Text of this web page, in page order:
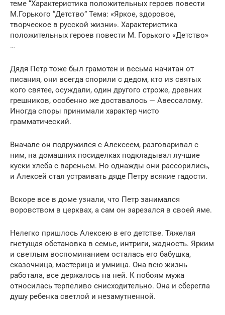
теме “Характеристика положительных героев повести
М.Горького “Детство” Тема: «Яркое, здоровое,
творческое в русской жизни». Характеристика
положительных героев повести М. Горького «Детство»
…
Дядя Петр тоже был грамотен и весьма начитан от
писания, они всегда спорили с дедом, кто из святых
кого святее, осуждали, один другого строже, древних
грешников, особенно же доставалось — Авессалому.
Иногда споры принимали характер чисто
грамматический.
Вначале он подружился с Алексеем, разговаривал с
ним, на домашних посиделках подкладывал лучшие
куски хлеба с вареньем. Но однажды они рассорились,
и Алексей стал устраивать дяде Петру всякие гадости.
Вскоре все в доме узнали, что Петр занимался
воровством в церквах, а сам он зарезался в своей яме.
Нелегко пришлось Алексею в его детстве. Тяжелая
гнетущая обстановка в семье, интриги, жадность. Ярким
и светлым воспоминанием осталась его бабушка,
сказочница, мастерица и умница. Она всю жизнь
работала, все держалось на ней. К побоям мужа
относилась терпеливо снисходительно. Она и сберегла
душу ребенка светлой и незамутненной.